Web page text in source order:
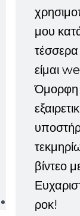
μου
είμαι
Όμορφη
βίντεο
ροκ!